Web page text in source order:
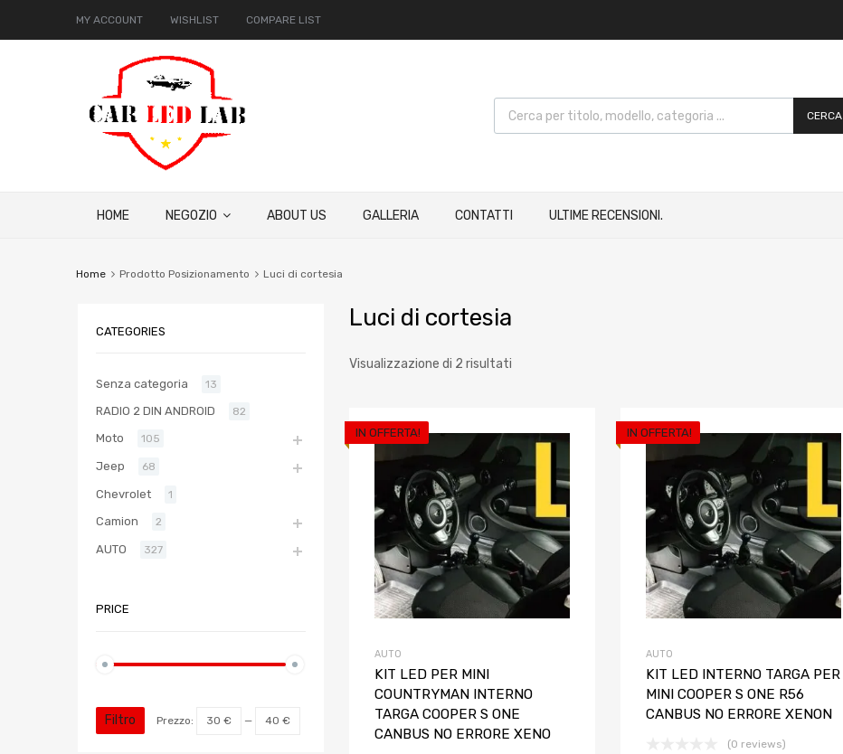
MY ACCOUNT WISHLIST COMPARE LIST
CERCA
HOME NEGOZIO ABOUT US GALLERIA CONTATTI ULTIME RECENSIONI.
Home Prodotto Posizionamento Luci di cortesia
Luci di cortesia
Visualizzazione di 2 risultati
IN OFFERTA!
Aggiungi ai preferiti
AUTO
KIT LED PER MINI
COUNTRYMAN INTERNO
TARGA COOPER S ONE
CANBUS NO ERRORE XENO
IN OFFERTA!
AUTO
KIT LED INTERNO TARGA PER
MINI COOPER S ONE R56
CANBUS NO ERRORE XENON
(0 reviews)
CATEGORIES
Senza categoria 13
RADIO 2 DIN ANDROID 82
Moto 105
Jeep 68
Chevrolet 1
Camion 2
AUTO 327
PRICE
Filtro Prezzo: 30 € — 40 €